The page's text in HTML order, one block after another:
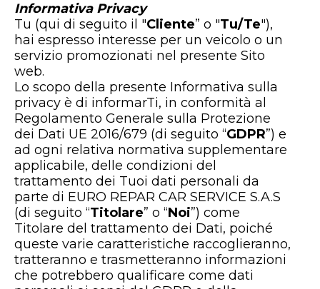
Chi siamo
PROMOZIONI
SERVIZI
RICAMBI MULTIMARCA EUROREPAR
Contattaci
Tutti i garage
Entra nella rete
Informativa Privacy
Tu (qui di seguito il "Cliente” o "Tu/Te"),
hai espresso interesse per un veicolo o un
servizio promozionati nel presente Sito
web.
Lo scopo della presente Informativa sulla
privacy è di informarTi, in conformità al
Regolamento Generale sulla Protezione
dei Dati UE 2016/679 (di seguito “GDPR”) e
ad ogni relativa normativa supplementare
applicabile, delle condizioni del
trattamento dei Tuoi dati personali da
parte di EURO REPAR CAR SERVICE S.A.S
(di seguito “Titolare” o “Noi”) come
Titolare del trattamento dei Dati, poiché
queste varie caratteristiche raccoglieranno,
tratteranno e trasmetteranno informazioni
che potrebbero qualificare come dati